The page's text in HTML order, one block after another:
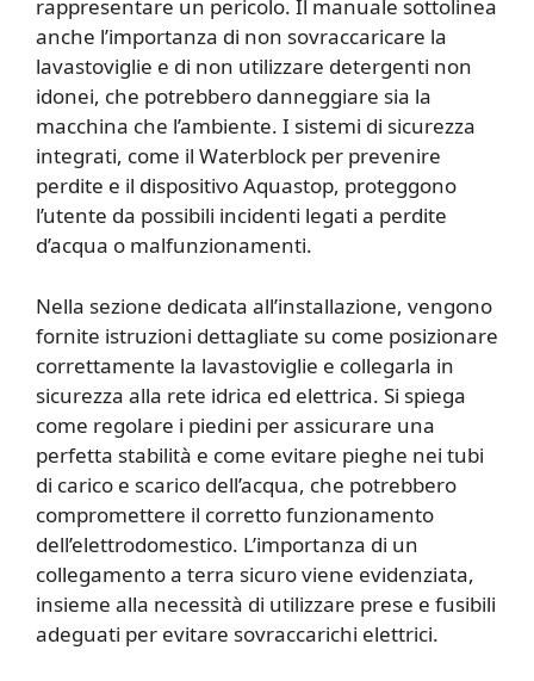
rappresentare un pericolo. Il manuale sottolinea
anche l’importanza di non sovraccaricare la
lavastoviglie e di non utilizzare detergenti non
idonei, che potrebbero danneggiare sia la
macchina che l’ambiente. I sistemi di sicurezza
integrati, come il Waterblock per prevenire
perdite e il dispositivo Aquastop, proteggono
l’utente da possibili incidenti legati a perdite
d’acqua o malfunzionamenti.
Nella sezione dedicata all’installazione, vengono
fornite istruzioni dettagliate su come posizionare
correttamente la lavastoviglie e collegarla in
sicurezza alla rete idrica ed elettrica. Si spiega
come regolare i piedini per assicurare una
perfetta stabilità e come evitare pieghe nei tubi
di carico e scarico dell’acqua, che potrebbero
compromettere il corretto funzionamento
dell’elettrodomestico. L’importanza di un
collegamento a terra sicuro viene evidenziata,
insieme alla necessità di utilizzare prese e fusibili
adeguati per evitare sovraccarichi elettrici.